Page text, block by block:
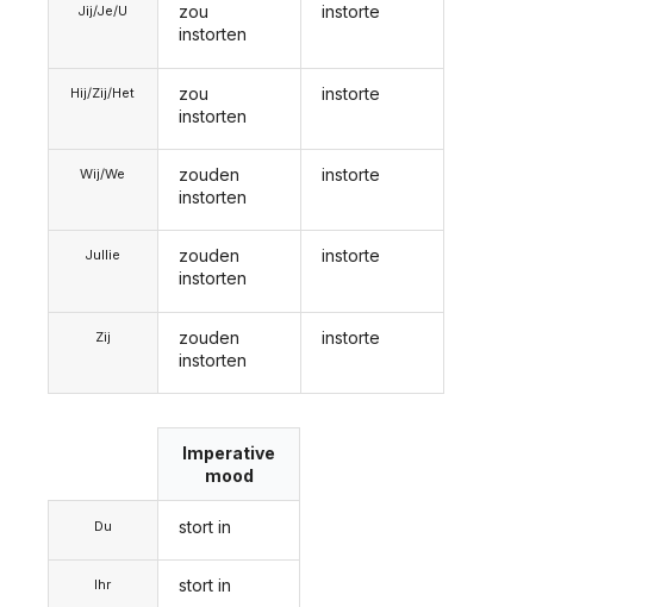
Jij/Je/U
Hij/Zij/Het
Wij/We
Jullie
Zij
zou
instorten
zou
instorten
zouden
instorten
zouden
instorten
zouden
instorten
instorte
instorte
instorte
instorte
instorte
Du
Ihr
Imperative
mood
stort in
stort in